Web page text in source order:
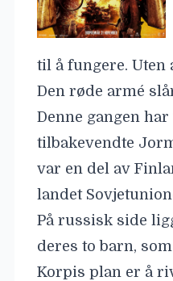
til å fungere. Uten
Den røde armé
Denne gangen
tilbakevendte
var en del av
landet
På russisk side
deres to barn,
Korpis plan er å